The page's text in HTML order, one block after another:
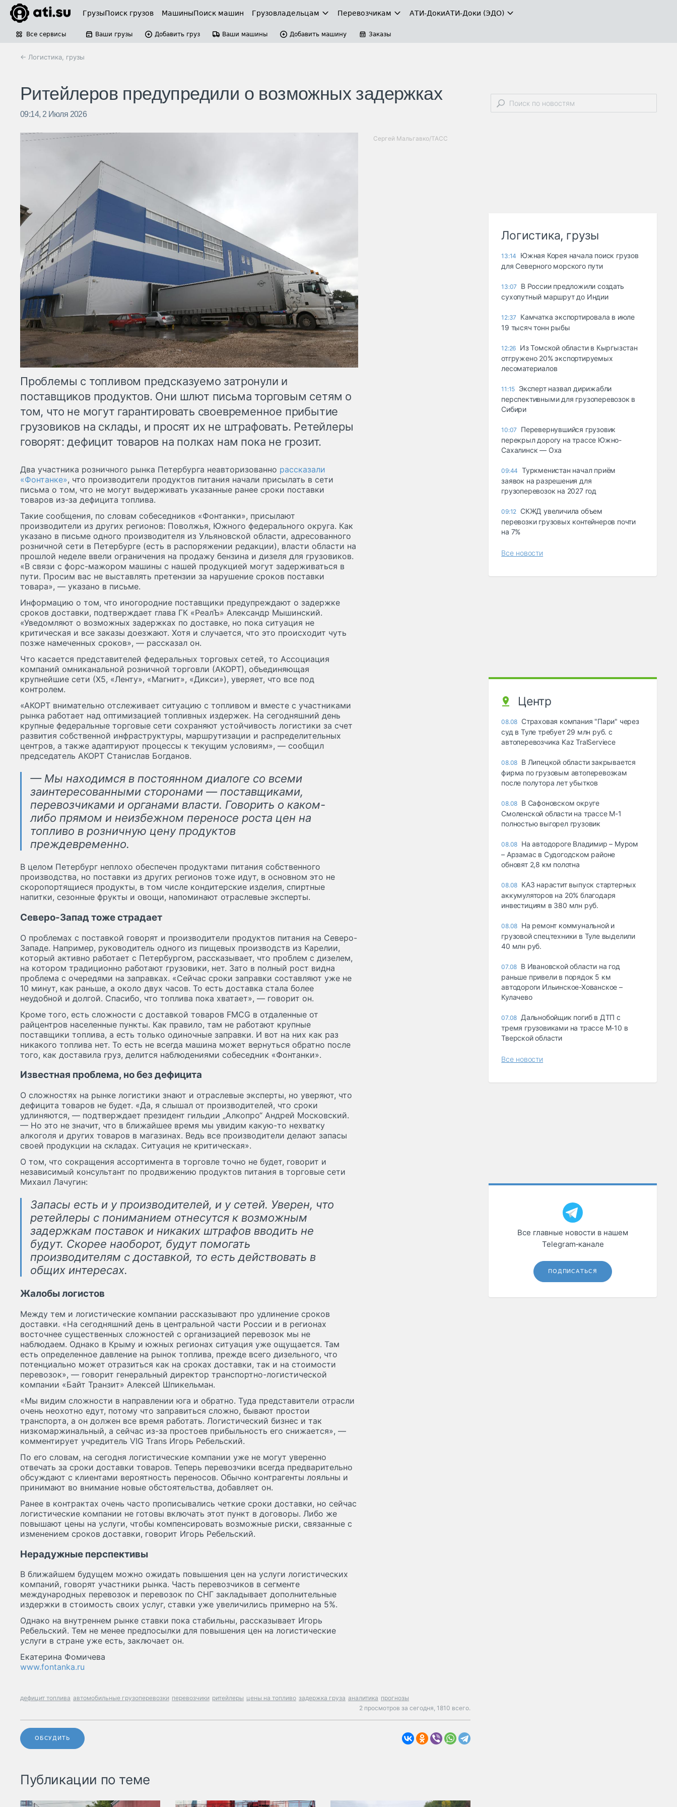
ГрузыПоиск грузов МашиныПоиск машин Грузовладельцам Перевозчикам АТИ-ДокиАТИ-Доки (ЭДО)
Все сервисы Ваши грузы Добавить груз Ваши машины Добавить машину Заказы
← Логистика, грузы
Ритейлеров предупредили о возможных задержках
09:14, 2 Июля 2026
Сергей Мальгавко/ТАСС
Проблемы с топливом предсказуемо затронули и
поставщиков продуктов. Они шлют письма торговым сетям о
том, что не могут гарантировать своевременное прибытие
грузовиков на склады, и просят их не штрафовать. Ретейлеры
говорят: дефицит товаров на полках нам пока не грозит.
Два участника розничного рынка Петербурга неавторизованно рассказали
«Фонтанке», что производители продуктов питания начали присылать в сети
письма о том, что не могут выдерживать указанные ранее сроки поставки
товаров из-за дефицита топлива.
Такие сообщения, по словам собеседников «Фонтанки», присылают
производители из других регионов: Поволжья, Южного федерального округа. Как
указано в письме одного производителя из Ульяновской области, адресованного
розничной сети в Петербурге (есть в распоряжении редакции), власти области на
прошлой неделе ввели ограничения на продажу бензина и дизеля для грузовиков.
«В связи с форс-мажором машины с нашей продукцией могут задерживаться в
пути. Просим вас не выставлять претензии за нарушение сроков поставки
товара», — указано в письме.
Информацию о том, что иногородние поставщики предупреждают о задержке
сроков доставки, подтверждает глава ГК «РеалЪ» Александр Мышинский.
«Уведомляют о возможных задержках по доставке, но пока ситуация не
критическая и все заказы доезжают. Хотя и случается, что это происходит чуть
позже намеченных сроков», — рассказал он.
Что касается представителей федеральных торговых сетей, то Ассоциация
компаний омниканальной розничной торговли (АКОРТ), объединяющая
крупнейшие сети (Х5, «Ленту», «Магнит», «Дикси»), уверяет, что все под
контролем.
«АКОРТ внимательно отслеживает ситуацию с топливом и вместе с участниками
рынка работает над оптимизацией топливных издержек. На сегодняшний день
крупные федеральные торговые сети сохраняют устойчивость логистики за счет
развития собственной инфраструктуры, маршрутизации и распределительных
центров, а также адаптируют процессы к текущим условиям», — сообщил
председатель АКОРТ Станислав Богданов.
— Мы находимся в постоянном диалоге со всеми
заинтересованными сторонами — поставщиками,
перевозчиками и органами власти. Говорить о каком-
либо прямом и неизбежном переносе роста цен на
топливо в розничную цену продуктов
преждевременно.
В целом Петербург неплохо обеспечен продуктами питания собственного
производства, но поставки из других регионов тоже идут, в основном это не
скоропортящиеся продукты, в том числе кондитерские изделия, спиртные
напитки, сезонные фрукты и овощи, напоминают отраслевые эксперты.
Северо-Запад тоже страдает
О проблемах с поставкой говорят и производители продуктов питания на Северо-
Западе. Например, руководитель одного из пищевых производств из Карелии,
который активно работает с Петербургом, рассказывает, что проблем с дизелем,
на котором традиционно работают грузовики, нет. Зато в полный рост видна
проблема с очередями на заправках. «Сейчас сроки заправки составляют уже не
10 минут, как раньше, а около двух часов. То есть доставка стала более
неудобной и долгой. Спасибо, что топлива пока хватает», — говорит он.
Кроме того, есть сложности с доставкой товаров FMCG в отдаленные от
райцентров населенные пункты. Как правило, там не работают крупные
поставщики топлива, а есть только одиночные заправки. И вот на них как раз
никакого топлива нет. То есть не всегда машина может вернуться обратно после
того, как доставила груз, делится наблюдениями собеседник «Фонтанки».
Известная проблема, но без дефицита
О сложностях на рынке логистики знают и отраслевые эксперты, но уверяют, что
дефицита товаров не будет. «Да, я слышал от производителей, что сроки
удлиняются, — подтверждает президент гильдии „Алкопро“ Андрей Московский.
— Но это не значит, что в ближайшее время мы увидим какую-то нехватку
алкоголя и других товаров в магазинах. Ведь все производители делают запасы
своей продукции на складах. Ситуация не критическая».
О том, что сокращения ассортимента в торговле точно не будет, говорит и
независимый консультант по продвижению продуктов питания в торговые сети
Михаил Лачугин:
Запасы есть и у производителей, и у сетей. Уверен, что
ретейлеры с пониманием отнесутся к возможным
задержкам поставок и никаких штрафов вводить не
будут. Скорее наоборот, будут помогать
производителям с доставкой, то есть действовать в
общих интересах.
Жалобы логистов
Между тем и логистические компании рассказывают про удлинение сроков
доставки. «На сегодняшний день в центральной части России и в регионах
восточнее существенных сложностей с организацией перевозок мы не
наблюдаем. Однако в Крыму и южных регионах ситуация уже ощущается. Там
есть определенное давление на рынок топлива, прежде всего дизельного, что
потенциально может отразиться как на сроках доставки, так и на стоимости
перевозок», — говорит генеральный директор транспортно-логистической
компании «Байт Транзит» Алексей Шпикельман.
«Мы видим сложности в направлении юга и обратно. Туда представители отрасли
очень неохотно едут, потому что заправиться сложно, бывают простои
транспорта, а он должен все время работать. Логистический бизнес и так
низкомаржинальный, а сейчас из-за простоев прибыльность его снижается», —
комментирует учредитель VIG Trans Игорь Ребельский.
По его словам, на сегодня логистические компании уже не могут уверенно
отвечать за сроки доставки товаров. Теперь перевозчики всегда предварительно
обсуждают с клиентами вероятность переносов. Обычно контрагенты лояльны и
принимают во внимание новые обстоятельства, добавляет он.
Ранее в контрактах очень часто прописывались четкие сроки доставки, но сейчас
логистические компании не готовы включать этот пункт в договоры. Либо же
повышают цены на услуги, чтобы компенсировать возможные риски, связанные с
изменением сроков доставки, говорит Игорь Ребельский.
Нерадужные перспективы
В ближайшем будущем можно ожидать повышения цен на услуги логистических
компаний, говорят участники рынка. Часть перевозчиков в сегменте
международных перевозок и перевозок по СНГ закладывает дополнительные
издержки в стоимость своих услуг, ставки уже увеличились примерно на 5%.
Однако на внутреннем рынке ставки пока стабильны, рассказывает Игорь
Ребельский. Тем не менее предпосылки для повышения цен на логистические
услуги в стране уже есть, заключает он.
Екатерина Фомичева
www.fontanka.ru
дефицит топлива автомобильные грузоперевозки перевозчики ритейлеры цены на топливо задержка груза аналитика прогнозы
2 просмотров за сегодня, 1810 всего.
ОБСУДИТЬ
Публикации по теме
Логистика, грузы
13:14
Южная Корея начала поиск грузов
для Северного морского пути
13:07
В России предложили создать
сухопутный маршрут до Индии
12:37
Камчатка экспортировала в июле
19 тысяч тонн рыбы
12:26 Из Томской области в Кыргызстан
отгружено 20% экспортируемых
лесоматериалов
11:15 Эксперт назвал дирижабли
перспективными для грузоперевозок в
Сибири
10:07
Перевернувшийся грузовик
перекрыл дорогу на трассе Южно-
Сахалинск — Оха
09:44
Туркменистан начал приём
заявок на разрешения для
грузоперевозок на 2027 год
09:12 СКЖД увеличила объем
перевозки грузовых контейнеров почти
на 7%
Все новости
Центр
08.08 Страховая компания "Пари" через
суд в Туле требует 29 млн руб. с
автоперевозчика Kaz TralServiece
08.08 В Липецкой области закрывается
фирма по грузовым автоперевозкам
после полутора лет убытков
08.08 В Сафоновском округе
Смоленской области на трассе М-1
полностью выгорел грузовик
08.08 На автодороге Владимир – Муром
– Арзамас в Судогодском районе
обновят 2,8 км полотна
08.08 КАЗ нарастит выпуск стартерных
аккумуляторов на 20% благодаря
инвестициям в 380 млн руб.
08.08 На ремонт коммунальной и
грузовой спецтехники в Туле выделили
40 млн руб.
07.08 В Ивановской области на год
раньше привели в порядок 5 км
автодороги Ильинское-Хованское –
Кулачево
07.08 Дальнобойщик погиб в ДТП с
тремя грузовиками на трассе М-10 в
Тверской области
Все новости
Все главные новости в нашем
Telegram‑канале
ПОДПИСАТЬСЯ